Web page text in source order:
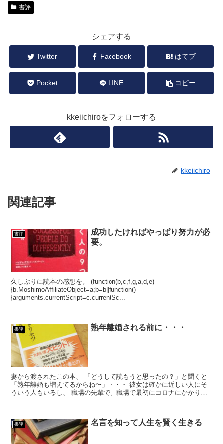
書評
シェアする
Twitter Facebook はてブ
Pocket LINE コピー
kkeiichiroをフォローする
kkeiichiro
関連記事
書評
成功したければやっぱり努力が必
要。
久しぶりに読本の感想を。 (function(b,c,f,g,a,d,e)
{b.MoshimoAffiliateObject=a;b=b||function()
{arguments.currentScript=c.currentSc...
書評 熟年離婚される前に・・・
妻から渡されたこの本、 「どうして読もうと思ったの？」と聞くと
「熟年離婚も増えてるからね〜」・・・ 彼女は確かに近しい人にそ
ういう人もいるし、 職場の先輩で、職場で最初にコロナにかかり、
書評 名言を知って人生を賢く生きる